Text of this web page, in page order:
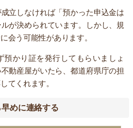
立しなければ「預かった申込金は
が決められています。しかし、規
会う可能性があります。
預かり証を発行してもらいましょ
動産屋がいたら、都道府県庁の担
てくれます。
めに連絡する